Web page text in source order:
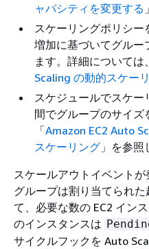
ャパシティを変更する
スケーリングポリシ
増加に基づいてグルー
ます。詳細については
Scaling の動的スケー
スケジュールでスケ
間でグループのサイズ
「Amazon EC2 Auto
スケーリング 」を参照
スケールアウトイベント
グループは割り当てられ
て、必要な数の EC2 イン
のインスタンスは
サイクルフックを Auto